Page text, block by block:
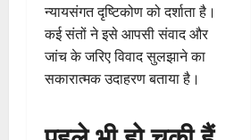
न्यायसंगत दृष्टिकोण को दर्शाता है।
कई संतों ने इसे आपसी संवाद और
जांच के जरिए विवाद सुलझाने का
सकारात्मक उदाहरण बताया है।